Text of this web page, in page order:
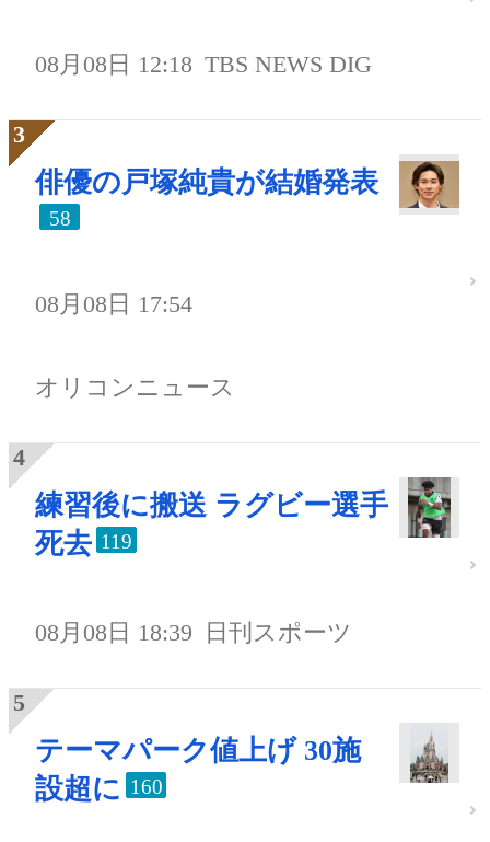
08月08日 12:18 TBS NEWS DIG
俳優の戸塚純貴が結婚発表
58
08月08日 17:54
オリコンニュース
練習後に搬送 ラグビー選手
死去 119
08月08日 18:39 日刊スポーツ
テーマパーク値上げ 30施
設超に 160